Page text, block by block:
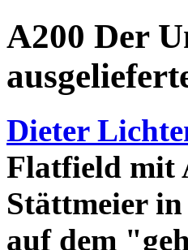
A200 Der
Dieter
Flatfield mit
Stättmeier
auf dem